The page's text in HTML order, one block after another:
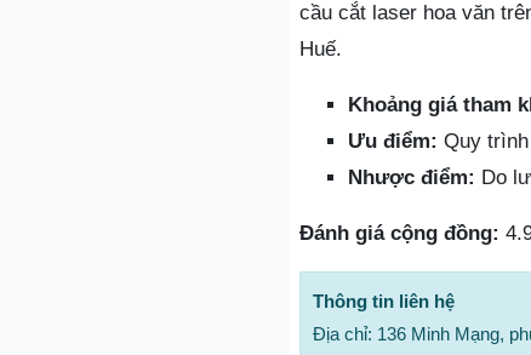
cầu cắt laser hoa văn
Huế.
Khoảng giá tham
Ưu điểm: Quy
Nhược điểm: Do
Đánh giá cộng đồng:
Thông tin liên hệ
Địa chỉ: 136 Minh Mạng,